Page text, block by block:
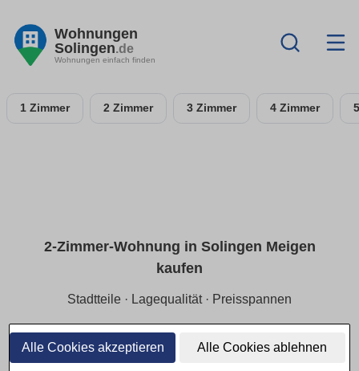
Alle Cookies akzeptieren Alle Cookies ablehnen
Wohnungen
Solingen.de
Wohnungen einfach finden
1 Zimmer 2 Zimmer 3 Zimmer 4 Zimmer
2-Zimmer-Wohnung in Solingen Meigen
kaufen
Stadtteile · Lagequalität · Preisspannen
Für Single/Paare:2-Zimmer-ETW in Solingen Meigenmit
Fokus aufruhige Lageund Preisspannenje Stadtteil.
und